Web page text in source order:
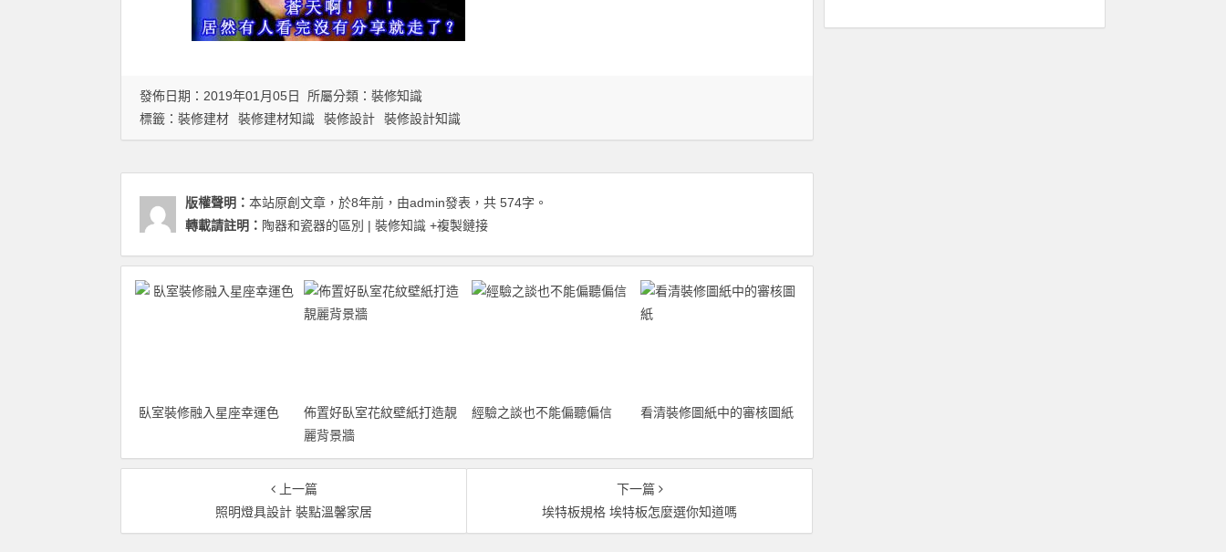
發佈日期：2019年01月05日 所屬分類： 裝修知識
標籤： 裝修建材 裝修建材知識 裝修設計 裝修設計知識
版權聲明： 本站原創文章，於8年前，由admin發表，共 574字。
轉載請註明： 陶器和瓷器的區別 | 裝修知識 +複製鏈接
臥室裝修融入星座幸運色
佈置好臥室花紋壁紙打造靚
麗背景牆
經驗之談也不能偏聽偏信 看清裝修圖紙中的審核圖紙
上一篇
照明燈具設計 裝點溫馨家居
下一篇
埃特板規格 埃特板怎麼選你知道嗎